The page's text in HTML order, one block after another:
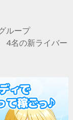
ループ
4名の新ライバー